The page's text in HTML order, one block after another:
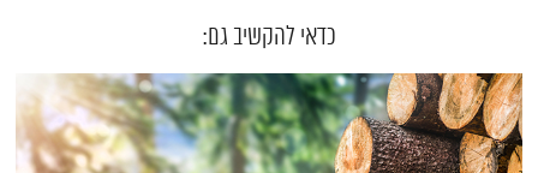
כדאי להקשיב גם: